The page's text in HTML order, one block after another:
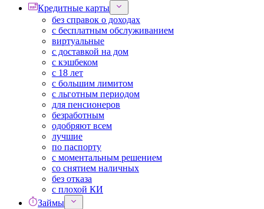
Кредитные карты
без справок о доходах
с бесплатным обслуживанием
виртуальные
с доставкой на дом
с кэшбеком
с 18 лет
с большим лимитом
с льготным периодом
для пенсионеров
безработным
одобряют всем
лучшие
по паспорту
с моментальным решением
со снятием наличных
без отказа
с плохой КИ
Займы